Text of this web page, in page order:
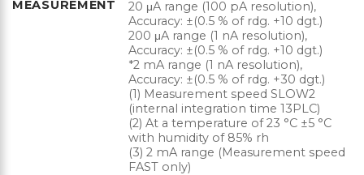
MEASUREMENT
20 μA range (100 pA resolution),
Accuracy: ±(0.5 % of rdg. +10 dgt.)
200 μA range (1 nA resolution),
Accuracy: ±(0.5 % of rdg. +10 dgt.)
*2 mA range (1 nA resolution),
Accuracy: ±(0.5 % of rdg. +30 dgt.)
(1) Measurement speed SLOW2
(internal integration time 13PLC)
(2) At a temperature of 23 °C ±5 °C
with humidity of 85% rh
(3) 2 mA range (Measurement speed
FAST only)